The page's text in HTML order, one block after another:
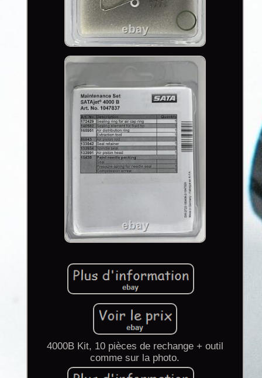
4000B Kit, 10 pièces de rechange + outil
comme sur la photo.